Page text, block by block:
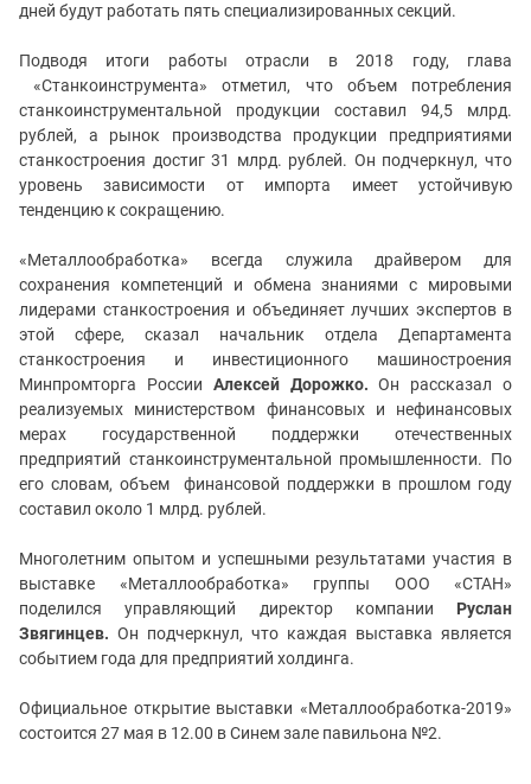
дней будут работать пять специализированных секций.
Подводя итоги работы отрасли в 2018 году, глава
«Станкоинструмента» отметил, что объем потребления
станкоинструментальной продукции составил 94,5 млрд.
рублей, а рынок производства продукции предприятиями
станкостроения достиг 31 млрд. рублей. Он подчеркнул, что
уровень зависимости от импорта имеет устойчивую
тенденцию к сокращению.
«Металлообработка» всегда служила драйвером для
сохранения компетенций и обмена знаниями с мировыми
лидерами станкостроения и объединяет лучших экспертов в
этой сфере, сказал начальник отдела Департамента
станкостроения и инвестиционного машиностроения
Минпромторга России Алексей Дорожко.Он рассказал о
реализуемых министерством финансовых и нефинансовых
мерах государственной поддержки отечественных
предприятий станкоинструментальной промышленности. По
его словам, объем финансовой поддержки в прошлом году
составил около 1 млрд. рублей.
Многолетним опытом и успешными результатами участия в
выставке «Металлообработка» группы ООО «СТАН»
поделился управляющий директор компании Руслан
Звягинцев. Он подчеркнул, что каждая выставка является
событием года для предприятий холдинга.
Официальное открытие выставки «Металлообработка-2019»
состоится 27 мая в 12.00 в Синем зале павильона №2.